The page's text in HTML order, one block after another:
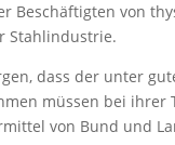
Beschäftigten von
Stahlindustrie.
dass der unter
müssen bei
von Bund und